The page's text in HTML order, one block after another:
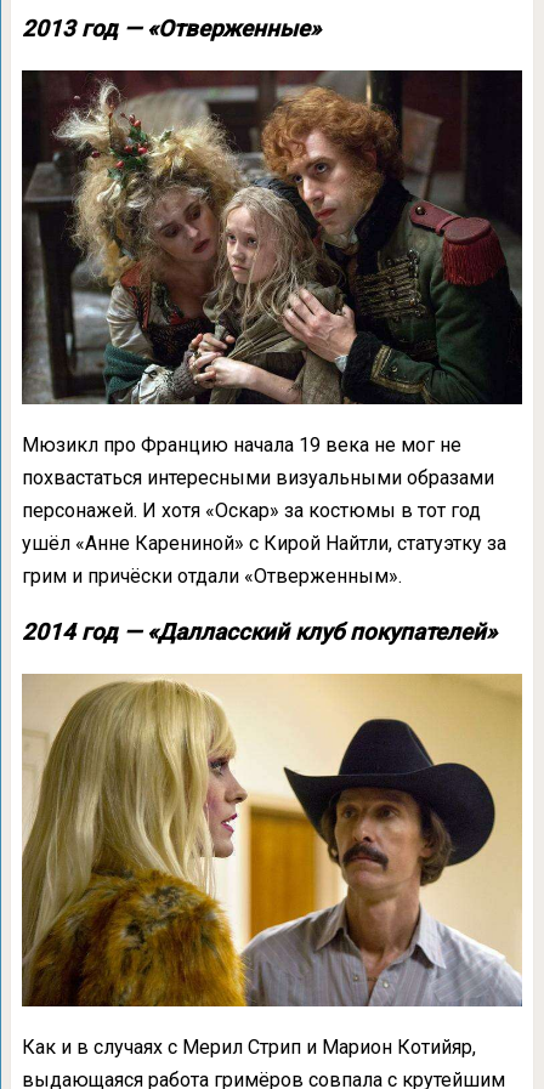
2013 год — «Отверженные»
Мюзикл про Францию начала 19 века не мог не
похвастаться интересными визуальными образами
персонажей. И хотя «Оскар» за костюмы в тот год
ушёл «Анне Карениной» с Кирой Найтли, статуэтку за
грим и причёски отдали «Отверженным».
2014 год — «Далласский клуб покупателей»
Как и в случаях с Мерил Стрип и Марион Котийяр,
выдающаяся работа гримёров совпала с крутейшим